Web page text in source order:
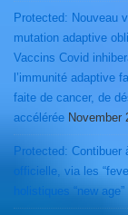
Protected: Nouveau
mutation adaptive
Vaccins Covid
l’immunité adaptive
faite de cancer, de
accélérée November
Protected: Contibuer
officielle, via les
holistiques “new age”